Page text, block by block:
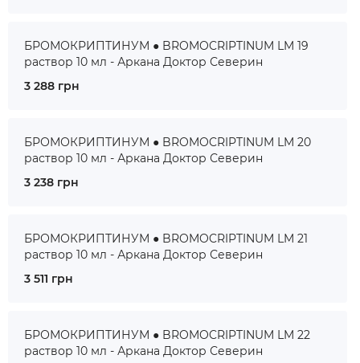
БРОМОКРИПТИНУМ ● BROMOCRIPTINUM LM 19
раствор 10 мл - Аркана Доктор Северин
3 288 грн
БРОМОКРИПТИНУМ ● BROMOCRIPTINUM LM 20
раствор 10 мл - Аркана Доктор Северин
3 238 грн
БРОМОКРИПТИНУМ ● BROMOCRIPTINUM LM 21
раствор 10 мл - Аркана Доктор Северин
3 511 грн
БРОМОКРИПТИНУМ ● BROMOCRIPTINUM LM 22
раствор 10 мл - Аркана Доктор Северин